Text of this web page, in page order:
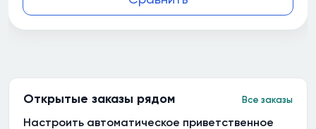
Открытые заказы рядом Все заказы
Настроить автоматическое приветственное